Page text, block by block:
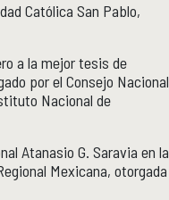
Católica San Pablo,
a la mejor tesis de
por el Consejo Nacional
Nacional de
Atanasio G. Saravia en la
Mexicana, otorgada